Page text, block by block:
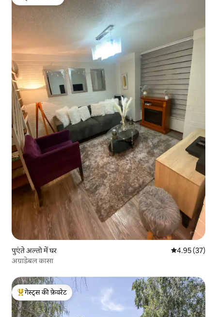
गेस्ट्स की फ़ेवरेट
पुएंते अल्तो में घर औसत रेटिंग 5 में
4.95 (37)
अग्राडेबल कासा
गेस्ट्स का टॉप फ़ेवरेट
गेस्ट्स की फ़ेवरेट